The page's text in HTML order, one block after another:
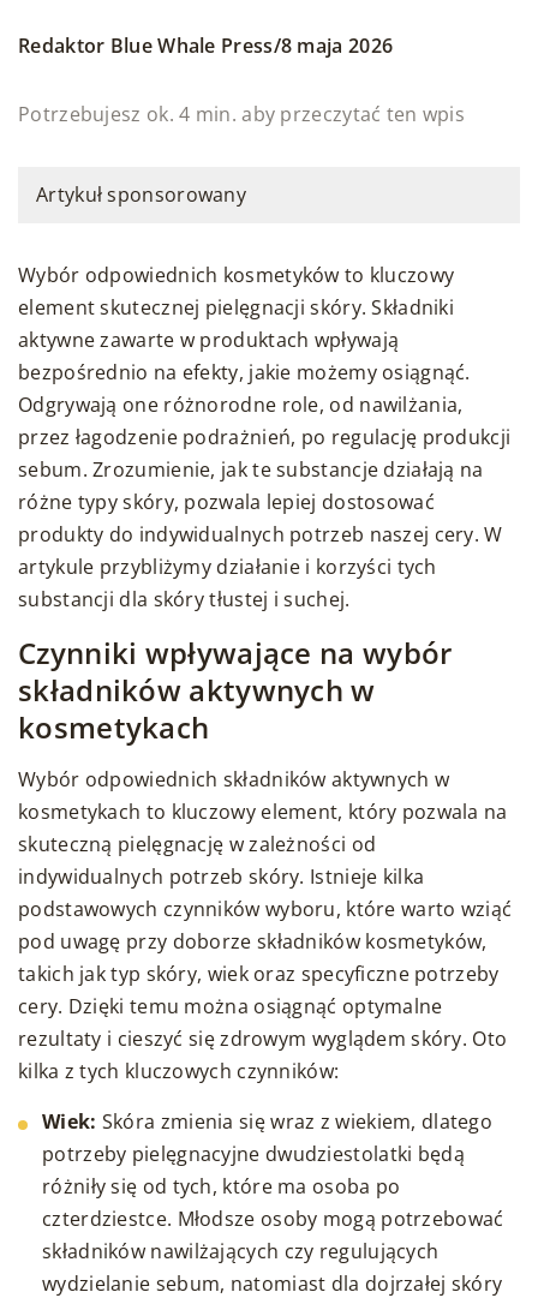
Redaktor Blue Whale Press/8 maja 2026
Potrzebujesz ok. 4 min. aby przeczytać ten wpis
Artykuł sponsorowany
Wybór odpowiednich kosmetyków to kluczowy
element skutecznej pielęgnacji skóry. Składniki
aktywne zawarte w produktach wpływają
bezpośrednio na efekty, jakie możemy osiągnąć.
Odgrywają one różnorodne role, od nawilżania,
przez łagodzenie podrażnień, po regulację produkcji
sebum. Zrozumienie, jak te substancje działają na
różne typy skóry, pozwala lepiej dostosować
produkty do indywidualnych potrzeb naszej cery. W
artykule przybliżymy działanie i korzyści tych
substancji dla skóry tłustej i suchej.
Czynniki wpływające na wybór
składników aktywnych w
kosmetykach
Wybór odpowiednich składników aktywnych w
kosmetykach to kluczowy element, który pozwala na
skuteczną pielęgnację w zależności od
indywidualnych potrzeb skóry. Istnieje kilka
podstawowych czynników wyboru, które warto wziąć
pod uwagę przy doborze składników kosmetyków,
takich jak typ skóry, wiek oraz specyficzne potrzeby
cery. Dzięki temu można osiągnąć optymalne
rezultaty i cieszyć się zdrowym wyglądem skóry. Oto
kilka z tych kluczowych czynników:
Wiek: Skóra zmienia się wraz z wiekiem, dlatego
potrzeby pielęgnacyjne dwudziestolatki będą
różniły się od tych, które ma osoba po
czterdziestce. Młodsze osoby mogą potrzebować
składników nawilżających czy regulujących
wydzielanie sebum, natomiast dla dojrzałej skóry